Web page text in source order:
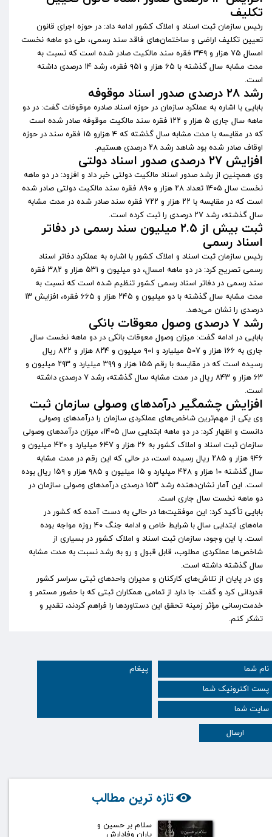
تکلیف
رئیس سازمان ثبت اسناد و املاک کشور ادامه داد: در حوزه اجرای قانون
تعیین تکلیف اراضی و ساختمان‌های فاقد سند رسمی، طی دو ماهه نخست
امسال ۷۵ هزار و ۳۴۹ فقره سند مالکیت صادر شده است که نسبت به
مدت مشابه سال گذشته با ۶۵ هزار و ۹۵۱ فقره، رشد ۱۴ درصدی داشته
است.
رشد ۲۸ درصدی صدور اسناد موقوفه
بابایی با اشاره به عملکرد سازمان در حوزه اسناد صادره موقوفات گفت: در دو
ماهه سال جاری ۵ هزار و ۱۲۲ فقره سند مالکیت موقوفه صادر شده است
که در مقایسه با مدت مشابه سال گذشته که ۴ هزارو ۱۵ فقره سند در حوزه
اوقاف صادر شده بود شاهد رشد ۲۸ درصدی هستیم.
افزایش ۲۷ درصدی صدور اسناد دولتی
وی همچنین از رشد صدور اسناد مالکیت دولتی خبر داد و افزود: در دو ماهه
نخست سال ۱۴۰۵ تعداد ۲۸ هزار و ۸۹۰ فقره سند مالکیت دولتی صادر شده
است که در مقایسه با ۲۲ هزار و ۷۲۲ فقره سند صادر شده در مدت مشابه
سال گذشته، رشد ۲۷ درصدی را ثبت کرده است.
ثبت بیش از ۲.۵ میلیون سند رسمی در دفاتر
اسناد رسمی
رئیس سازمان ثبت اسناد و املاک کشور با اشاره به عملکرد دفاتر اسناد
رسمی تصریح کرد: در دو ماهه امسال، دو میلیون و ۵۳۱ هزار و ۳۸۲ فقره
سند رسمی در دفاتر اسناد رسمی کشور تنظیم شده است که نسبت به
مدت مشابه سال گذشته با دو میلیون و ۲۴۵ هزار و ۶۶۵ فقره، افزایش ۱۳
درصدی را نشان می‌دهد.
رشد ۷ درصدی وصول معوقات بانکی
بابایی در ادامه گفت: میزان وصول معوقات بانکی در دو ماهه نخست سال
جاری به ۱۶۶ هزار و ۵۰۷ میلیارد و ۹۰۱ میلیون و ۸۲۴ هزار و ۸۲۲ ریال
رسیده است که در مقایسه با رقم ۱۵۵ هزار و ۳۹۹ میلیارد و ۲۹۳ میلیون و
۶۳ هزار و ۸۴۳ ریال در مدت مشابه سال گذشته، رشد ۷ درصدی داشته
است.
افزایش چشمگیر درآمد‌های وصولی سازمان ثبت
وی یکی از مهم‌ترین شاخص‌های عملکردی سازمان را درآمد‌های وصولی
دانست و اظهار کرد: در دو ماهه ابتدایی سال ۱۴۰۵، میزان درآمد‌های وصولی
سازمان ثبت اسناد و املاک کشور به ۲۶ هزار و ۶۴۷ میلیارد و ۴۲۰ میلیون و
۹۴۶ هزار و ۲۸۵ ریال رسیده است، در حالی که این رقم در مدت مشابه
سال گذشته ۱۰ هزار و ۴۲۸ میلیارد و ۱۵ میلیون و ۹۸۵ هزار و ۱۵۹ ریال بوده
است. این آمار نشان‌دهنده رشد ۱۵۳ درصدی درآمد‌های وصولی سازمان در
دو ماهه نخست سال جاری است.
بابایی تأکید کرد: این موفقیت‌ها در حالی به دست آمده که کشور در
ماه‌های ابتدایی سال با شرایط خاص و ادامه جنگ ۴۰ روزه مواجه بوده
است. با این وجود، سازمان ثبت اسناد و املاک کشور در بسیاری از
شاخص‌ها عملکردی مطلوب، قابل قبول و رو به رشد نسبت به مدت مشابه
سال گذشته داشته است.
وی در پایان از تلاش‌های کارکنان و مدیران واحد‌های ثبتی سراسر کشور
قدردانی کرد و گفت: جا دارد از تمامی همکاران ثبتی که با حضور مستمر و
خدمت‌رسانی مؤثر زمینه تحقق این دستاورد‌ها را فراهم کردند، تقدیر و
تشکر کنم.
ارسال
تازه ترین مطالب
سلام بر حسین و
یاران وفادارش